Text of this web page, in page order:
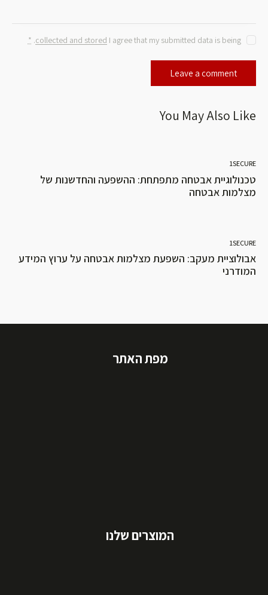
I agree that my submitted data is being
collected and stored
.
*
You May Also Like
1SECURE
טכנולוגיית אבטחה מתפתחת: ההשפעה והחדשנות של
מצלמות אבטחה
1SECURE
אבולוציית מעקב: השפעת מצלמות אבטחה על ערוץ המידע
המודרני
מפת האתר
המוצרים שלנו